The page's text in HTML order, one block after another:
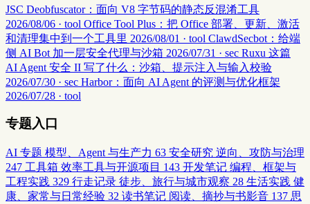
JSC Deobfuscator：面向 V8 字节码的静态反混淆工具
2026/08/06 · tool Office Tool Plus：把 Office 部署、更新、激活
和清理集中到一个工具里 2026/08/01 · tool ClawdSecbot：给端
侧 AI Bot 加一层安全代理与沙箱 2026/07/31 · sec Ruxu 这篇
AI Agent 安全 II 写了什么：沙箱、提示注入与输入校验
2026/07/30 · sec Harbor：面向 AI Agent 的评测与优化框架
2026/07/28 · tool
专题入口
AI 专题 模型、Agent 与生产力 63 安全研究 逆向、攻防与治理
247 工具箱 效率工具与开源项目 143 开发笔记 编程、框架与
工程实践 329 行走记录 徒步、旅行与城市观察 28 生活实践 健
康、家常与日常经验 32 读书笔记 阅读、摘抄与书影音 137 思